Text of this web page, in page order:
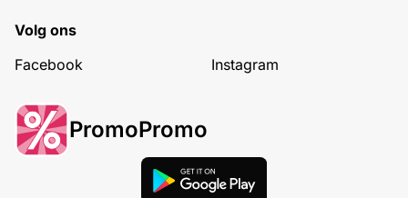
Volg ons
Facebook
Instagram
PromoPromo